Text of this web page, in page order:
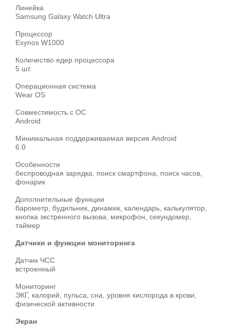
Линейка
Samsung Galaxy Watch Ultra
Процессор
Exynos W1000
Количество ядер процессора
5 шт.
Операционная система
Wear OS
Совместимость с ОС
Android
Минимальная поддерживаемая версия Android
6.0
Особенности
беспроводная зарядка, поиск смартфона, поиск часов,
фонарик
Дополнительные функции
барометр, будильник, динамик, календарь, калькулятор,
кнопка экстренного вызова, микрофон, секундомер,
таймер
Датчики и функции мониторинга
Датчик ЧСС
встроенный
Мониторинг
ЭКГ, калорий, пульса, сна, уровня кислорода в крови,
физической активности
Экран